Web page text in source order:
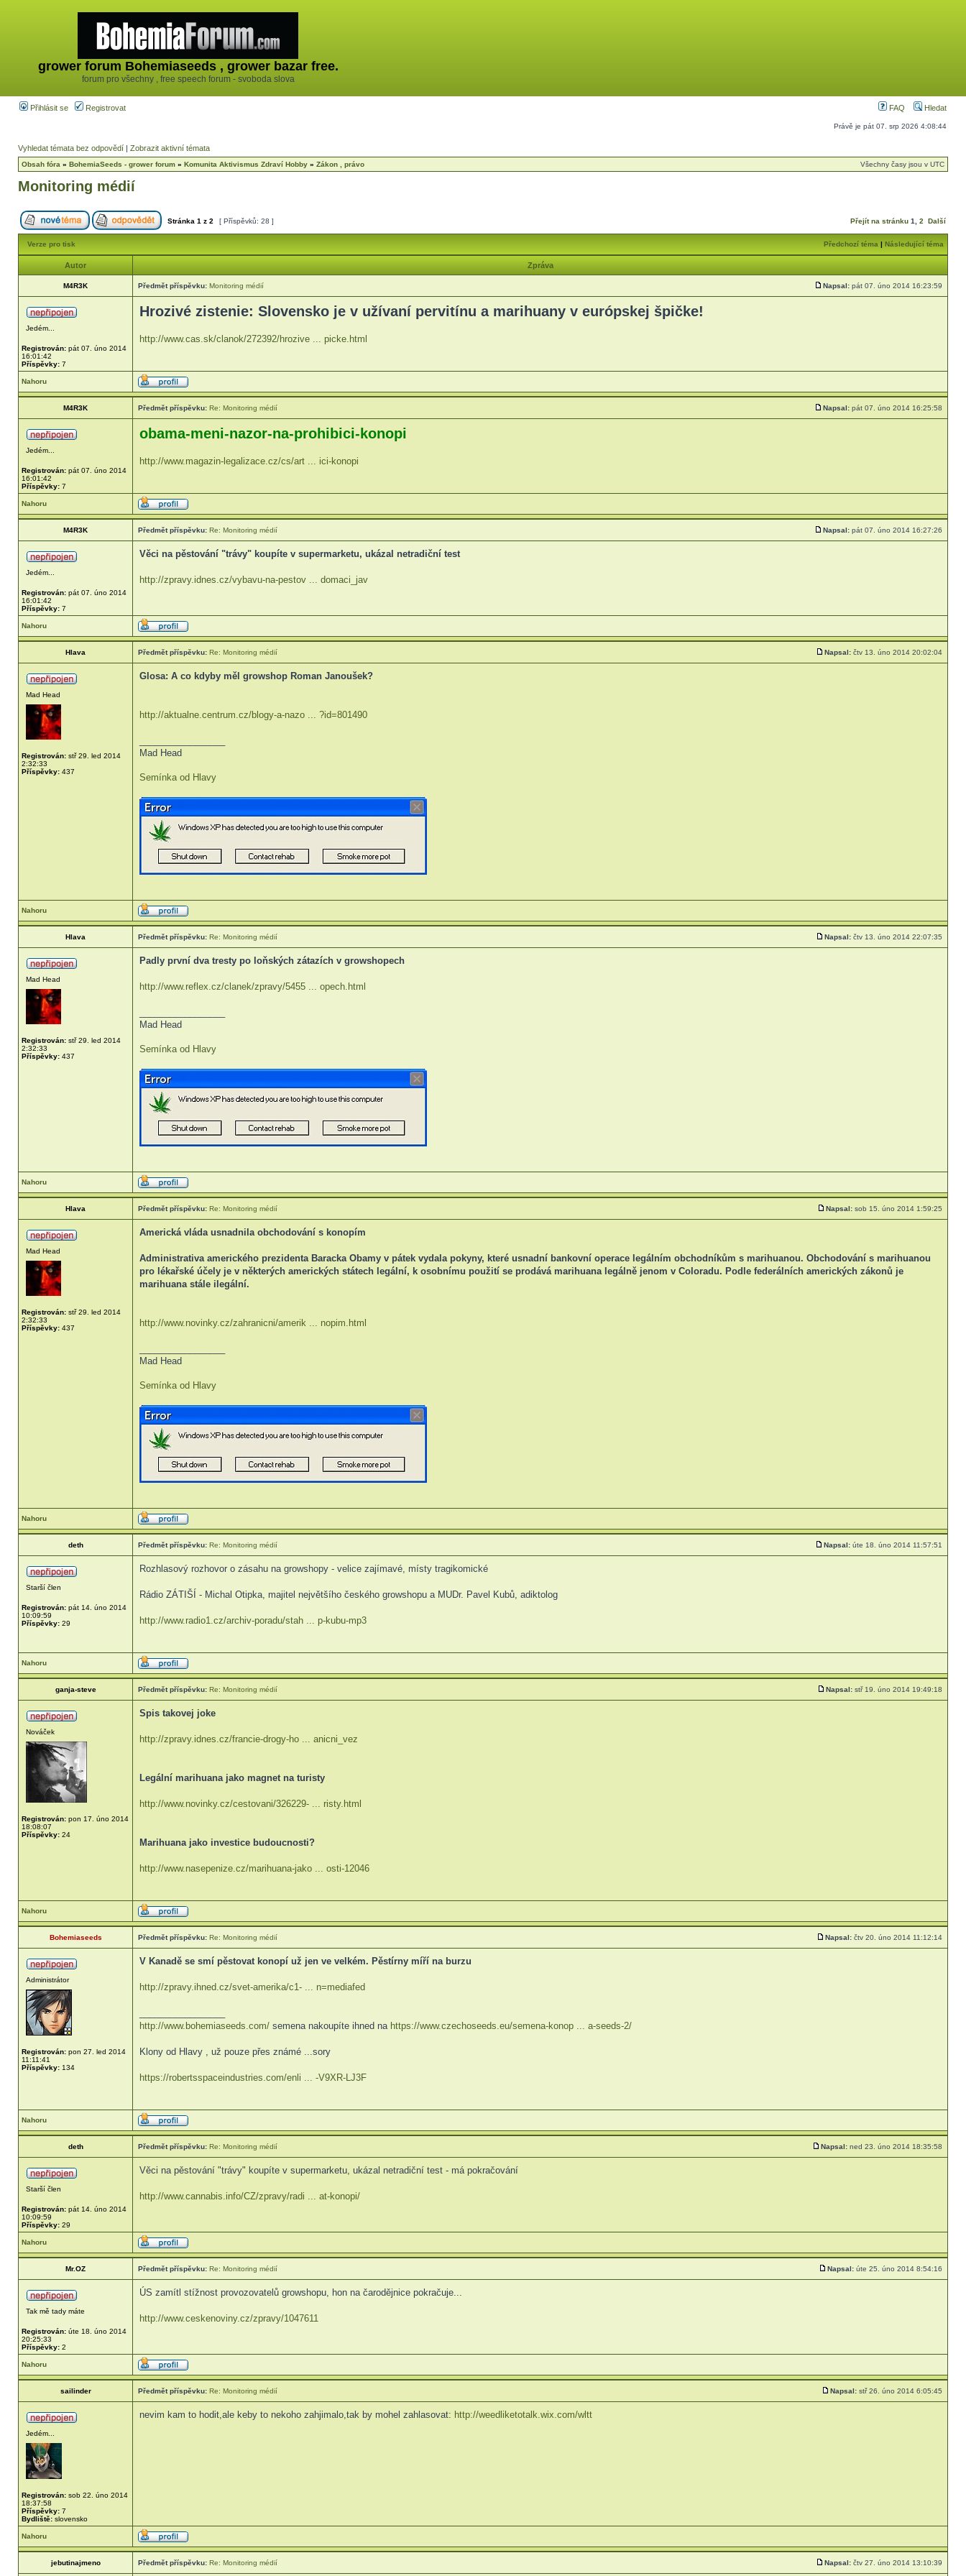
grower forum Bohemiaseeds , grower bazar free.
forum pro všechny , free speech forum - svoboda slova
Přihlásit se Registrovat FAQ Hledat
Právě je pát 07. srp 2026 4:08:44
Vyhledat témata bez odpovědí | Zobrazit aktivní témata
Obsah fóra » BohemiaSeeds - grower forum » Komunita Aktivismus Zdraví Hobby » Zákon , právo Všechny časy jsou v UTC
Monitoring médií
Stránka 1 z 2 [ Příspěvků: 28 ] Přejít na stránku 1 2 Další
Verze pro tisk Předchozí téma | Následující téma
Autor Zpráva
M4R3K Předmět příspěvku: Monitoring médií Napsal: pát 07. úno 2014 16:23:59
Jedém...
Registrován: pát 07. úno 2014
16:01:42
Příspěvky: 7
Hrozivé zistenie: Slovensko je v užívaní pervitínu a marihuany v európskej špičke!
http://www.cas.sk/clanok/272392/hrozive ... picke.html
Nahoru
M4R3K Předmět příspěvku: Re: Monitoring médií Napsal: pát 07. úno 2014 16:25:58
Jedém...
Registrován: pát 07. úno 2014
16:01:42
Příspěvky: 7
obama-meni-nazor-na-prohibici-konopi
http://www.magazin-legalizace.cz/cs/art ... ici-konopi
Nahoru
M4R3K Předmět příspěvku: Re: Monitoring médií Napsal: pát 07. úno 2014 16:27:26
Jedém...
Registrován: pát 07. úno 2014
16:01:42
Příspěvky: 7
Věci na pěstování "trávy" koupíte v supermarketu, ukázal netradiční test
http://zpravy.idnes.cz/vybavu-na-pestov ... domaci_jav
Nahoru
Hlava Předmět příspěvku: Re: Monitoring médií Napsal: čtv 13. úno 2014 20:02:04
Mad Head
Registrován: stř 29. led 2014
2:32:33
Příspěvky: 437
Glosa: A co kdyby měl growshop Roman Janoušek?
http://aktualne.centrum.cz/blogy-a-nazo ... ?id=801490
Mad Head
Semínka od Hlavy
Nahoru
Hlava Předmět příspěvku: Re: Monitoring médií Napsal: čtv 13. úno 2014 22:07:35
Mad Head
Registrován: stř 29. led 2014
2:32:33
Příspěvky: 437
Padly první dva tresty po loňských zátazích v growshopech
http://www.reflex.cz/clanek/zpravy/5455 ... opech.html
Mad Head
Semínka od Hlavy
Nahoru
Hlava Předmět příspěvku: Re: Monitoring médií Napsal: sob 15. úno 2014 1:59:25
Mad Head
Registrován: stř 29. led 2014
2:32:33
Příspěvky: 437
Americká vláda usnadnila obchodování s konopím
Administrativa amerického prezidenta Baracka Obamy v pátek vydala pokyny, které usnadní bankovní operace legálním obchodníkům s marihuanou. Obchodování s marihuanou
pro lékařské účely je v některých amerických státech legální, k osobnímu použití se prodává marihuana legálně jenom v Coloradu. Podle federálních amerických zákonů je
marihuana stále ilegální.
http://www.novinky.cz/zahranicni/amerik ... nopim.html
Mad Head
Semínka od Hlavy
Nahoru
deth Předmět příspěvku: Re: Monitoring médií Napsal: úte 18. úno 2014 11:57:51
Starší člen
Registrován: pát 14. úno 2014
10:09:59
Příspěvky: 29
Rozhlasový rozhovor o zásahu na growshopy - velice zajímavé, místy tragikomické
Rádio ZÁTIŠÍ - Michal Otipka, majitel největšího českého growshopu a MUDr. Pavel Kubů, adiktolog
http://www.radio1.cz/archiv-poradu/stah ... p-kubu-mp3
Nahoru
ganja-steve Předmět příspěvku: Re: Monitoring médií Napsal: stř 19. úno 2014 19:49:18
Nováček
Registrován: pon 17. úno 2014
18:08:07
Příspěvky: 24
Spis takovej joke
http://zpravy.idnes.cz/francie-drogy-ho ... anicni_vez
Legální marihuana jako magnet na turisty
http://www.novinky.cz/cestovani/326229- ... risty.html
Marihuana jako investice budoucnosti?
http://www.nasepenize.cz/marihuana-jako ... osti-12046
Nahoru
Bohemiaseeds Předmět příspěvku: Re: Monitoring médií Napsal: čtv 20. úno 2014 11:12:14
Administrátor
Registrován: pon 27. led 2014
11:11:41
Příspěvky: 134
V Kanadě se smí pěstovat konopí už jen ve velkém. Pěstírny míří na burzu
http://zpravy.ihned.cz/svet-amerika/c1- ... n=mediafed
http://www.bohemiaseeds.com/ semena nakoupíte ihned na https://www.czechoseeds.eu/semena-konop ... a-seeds-2/
Klony od Hlavy , už pouze přes známé ...sory
https://robertsspaceindustries.com/enli ... -V9XR-LJ3F
Nahoru
deth Předmět příspěvku: Re: Monitoring médií Napsal: ned 23. úno 2014 18:35:58
Starší člen
Registrován: pát 14. úno 2014
10:09:59
Příspěvky: 29
Věci na pěstování "trávy" koupíte v supermarketu, ukázal netradiční test - má pokračování
http://www.cannabis.info/CZ/zpravy/radi ... at-konopi/
Nahoru
Mr.OZ Předmět příspěvku: Re: Monitoring médií Napsal: úte 25. úno 2014 8:54:16
Tak mě tady máte
Registrován: úte 18. úno 2014
20:25:33
Příspěvky: 2
ÚS zamítl stížnost provozovatelů growshopu, hon na čarodějnice pokračuje...
http://www.ceskenoviny.cz/zpravy/1047611
Nahoru
sailinder Předmět příspěvku: Re: Monitoring médií Napsal: stř 26. úno 2014 6:05:45
Jedém...
Registrován: sob 22. úno 2014
18:37:58
Příspěvky: 7
Bydliště: slovensko
nevim kam to hodit,ale keby to nekoho zahjimalo,tak by mohel zahlasovat: http://weedliketotalk.wix.com/wltt
Nahoru
jebutinajmeno Předmět příspěvku: Re: Monitoring médií Napsal: čtv 27. úno 2014 13:10:39